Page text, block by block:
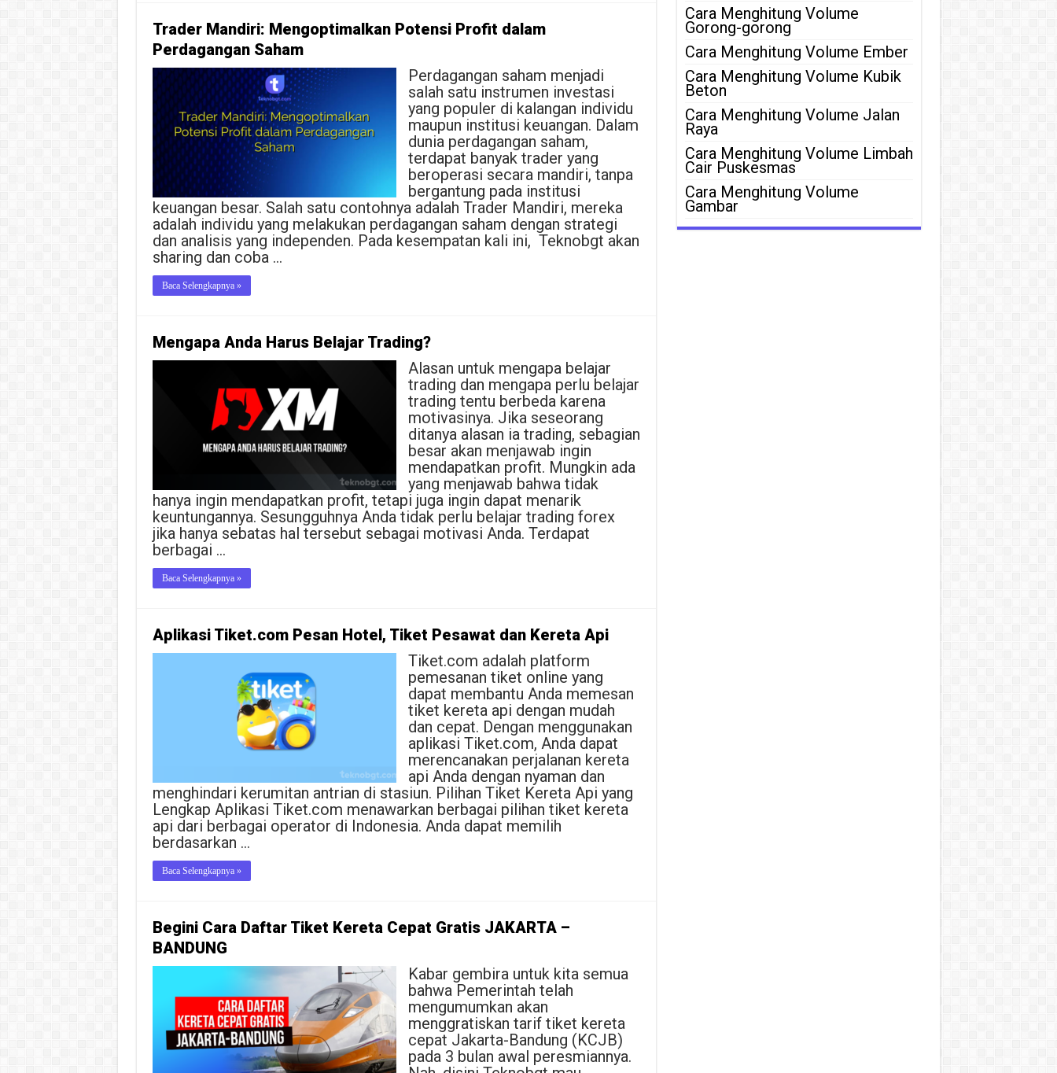
Trader Mandiri: Mengoptimalkan Potensi Profit dalam
Perdagangan Saham
Perdagangan saham menjadi
salah satu instrumen investasi
yang populer di kalangan individu
maupun institusi keuangan. Dalam
dunia perdagangan saham,
terdapat banyak trader yang
beroperasi secara mandiri, tanpa
bergantung pada institusi
keuangan besar. Salah satu contohnya adalah Trader Mandiri, mereka
adalah individu yang melakukan perdagangan saham dengan strategi
dan analisis yang independen. Pada kesempatan kali ini, Teknobgt akan
sharing dan coba …
Baca Selengkapnya »
Mengapa Anda Harus Belajar Trading?
Alasan untuk mengapa belajar
trading dan mengapa perlu belajar
trading tentu berbeda karena
motivasinya. Jika seseorang
ditanya alasan ia trading, sebagian
besar akan menjawab ingin
mendapatkan profit. Mungkin ada
yang menjawab bahwa tidak
hanya ingin mendapatkan profit, tetapi juga ingin dapat menarik
keuntungannya. Sesungguhnya Anda tidak perlu belajar trading forex
jika hanya sebatas hal tersebut sebagai motivasi Anda. Terdapat
berbagai …
Baca Selengkapnya »
Aplikasi Tiket.com Pesan Hotel, Tiket Pesawat dan Kereta Api
Tiket.com adalah platform
pemesanan tiket online yang
dapat membantu Anda memesan
tiket kereta api dengan mudah
dan cepat. Dengan menggunakan
aplikasi Tiket.com, Anda dapat
merencanakan perjalanan kereta
api Anda dengan nyaman dan
menghindari kerumitan antrian di stasiun. Pilihan Tiket Kereta Api yang
Lengkap Aplikasi Tiket.com menawarkan berbagai pilihan tiket kereta
api dari berbagai operator di Indonesia. Anda dapat memilih
berdasarkan …
Baca Selengkapnya »
Begini Cara Daftar Tiket Kereta Cepat Gratis JAKARTA –
BANDUNG
Kabar gembira untuk kita semua
bahwa Pemerintah telah
mengumumkan akan
menggratiskan tarif tiket kereta
cepat Jakarta-Bandung (KCJB)
pada 3 bulan awal peresmiannya.
Cara Menghitung Volume
Gorong-gorong
Cara Menghitung Volume Ember
Cara Menghitung Volume Kubik
Beton
Cara Menghitung Volume Jalan
Raya
Cara Menghitung Volume Limbah
Cair Puskesmas
Cara Menghitung Volume
Gambar